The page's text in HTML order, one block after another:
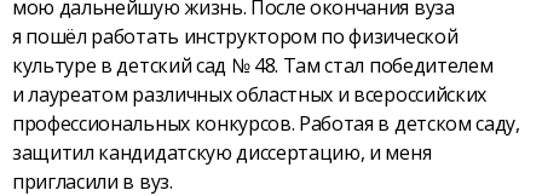
мою дальнейшую жизнь. После окончания вуза
я пошёл работать инструктором по физической
культуре в детский сад № 48. Там стал победителем
и лауреатом различных областных и всероссийских
профессиональных конкурсов. Работая в детском саду,
защитил кандидатскую диссертацию, и меня
пригласили в вуз.